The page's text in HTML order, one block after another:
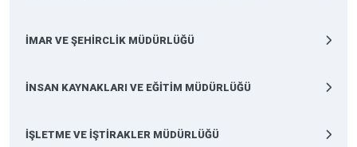
İMAR VE ŞEHİRCLİK MÜDÜRLÜĞÜ
İNSAN KAYNAKLARI VE EĞİTİM MÜDÜRLÜĞÜ
İŞLETME VE İŞTİRAKLER MÜDÜRLÜĞÜ